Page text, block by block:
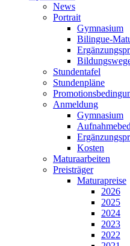
News
Portrait
Gymnasium
Bilingue-
Stundentafel
Stundenpläne
Anmeldung
Gymnasium
Kosten
Maturaarbeiten
Preisträger
Maturapreise
2026
2025
2024
2023
2022